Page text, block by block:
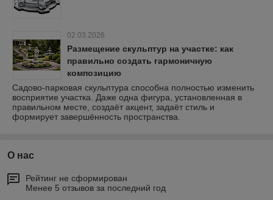
02.03.2026
Размещение скульптур на участке: как
правильно создать гармоничную
композицию
Садово-парковая скульптура способна полностью изменить
восприятие участка. Даже одна фигура, установленная в
правильном месте, создаёт акцент, задаёт стиль и
формирует завершённость пространства.
О нас
Рейтинг не сформирован
Менее 5 отзывов за последний год